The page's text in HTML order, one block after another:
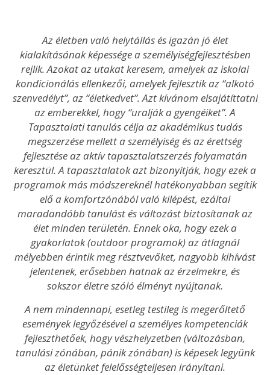
Az életben való helytállás és igazán jó élet
kialakításának képessége a személyiségfejlesztésben
rejlik. Azokat az utakat keresem, amelyek az iskolai
kondicionálás ellenkezői, amelyek fejlesztik az “alkotó
szenvedélyt”, az “életkedvet”. Azt kívánom elsajátíttatni
az emberekkel, hogy “uralják a gyengéiket”. A
Tapasztalati tanulás célja az akadémikus tudás
megszerzése mellett a személyiség és az érettség
fejlesztése az aktív tapasztalatszerzés folyamatán
keresztül. A tapasztalatok azt bizonyítják, hogy ezek a
programok más módszereknél hatékonyabban segítik
elő a komfortzónából való kilépést, ezáltal
maradandóbb tanulást és változást biztosítanak az
élet minden területén. Ennek oka, hogy ezek a
gyakorlatok (outdoor programok) az átlagnál
mélyebben érintik meg résztvevőket, nagyobb kihívást
jelentenek, erősebben hatnak az érzelmekre, és
sokszor életre szóló élményt nyújtanak.
A nem mindennapi, esetleg testileg is megerőltető
események legyőzésével a személyes kompetenciák
fejleszthetőek, hogy vészhelyzetben (változásban,
tanulási zónában, pánik zónában) is képesek legyünk
az életünket felelősségteljesen irányítani.